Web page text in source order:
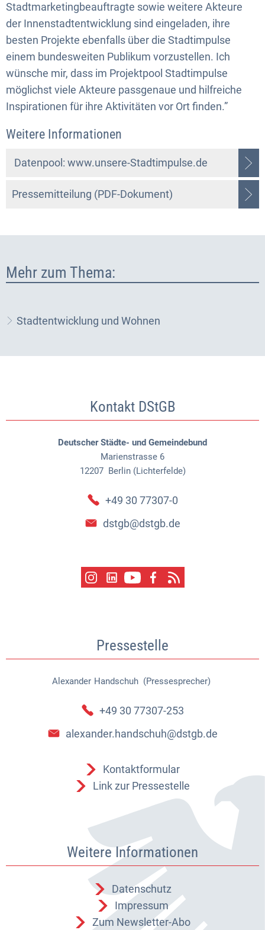
Stadtmarketingbeauftragte sowie weitere Akteure
der Innenstadtentwicklung sind eingeladen, ihre
besten Projekte ebenfalls über die Stadtimpulse
einem bundesweiten Publikum vorzustellen. Ich
wünsche mir, dass im Projektpool Stadtimpulse
möglichst viele Akteure passgenaue und hilfreiche
Inspirationen für ihre Aktivitäten vor Ort finden.”
Weitere Informationen
Datenpool: www.unsere-Stadtimpulse.de
Pressemitteilung (PDF-Dokument)
Mehr zum Thema:
Stadtentwicklung und Wohnen
Kontakt DStGB
Deutscher Städte- und Gemeindebund
Marienstrasse 6
12207 Berlin (Lichterfelde)
+49 30 77307-0
dstgb@dstgb.de
Pressestelle
Alexander Handschuh (Pressesprecher)
Alexander Handschuh
+49 30 77307-253
alexander.handschuh@dstgb.de
Kontaktformular
Link zur Pressestelle
Weitere Informationen
Datenschutz
Impressum
Zum Newsletter-Abo